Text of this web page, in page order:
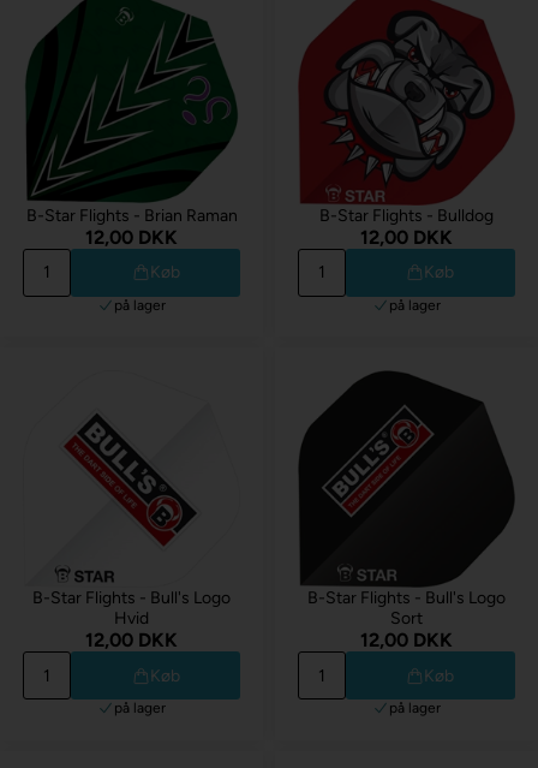
B-Star Flights - Brian Raman
12,00 DKK
Køb
på lager
B-Star Flights - Bulldog
12,00 DKK
Køb
på lager
B-Star Flights - Bull's Logo
Hvid
12,00 DKK
Køb
på lager
B-Star Flights - Bull's Logo
Sort
12,00 DKK
Køb
på lager